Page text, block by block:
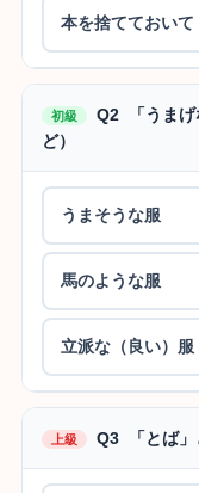
本を捨てておいて
初級
Q2 「うまげ
ど）
うまそうな服
馬のような服
立派な（良い）服
上級 Q3 「とば」